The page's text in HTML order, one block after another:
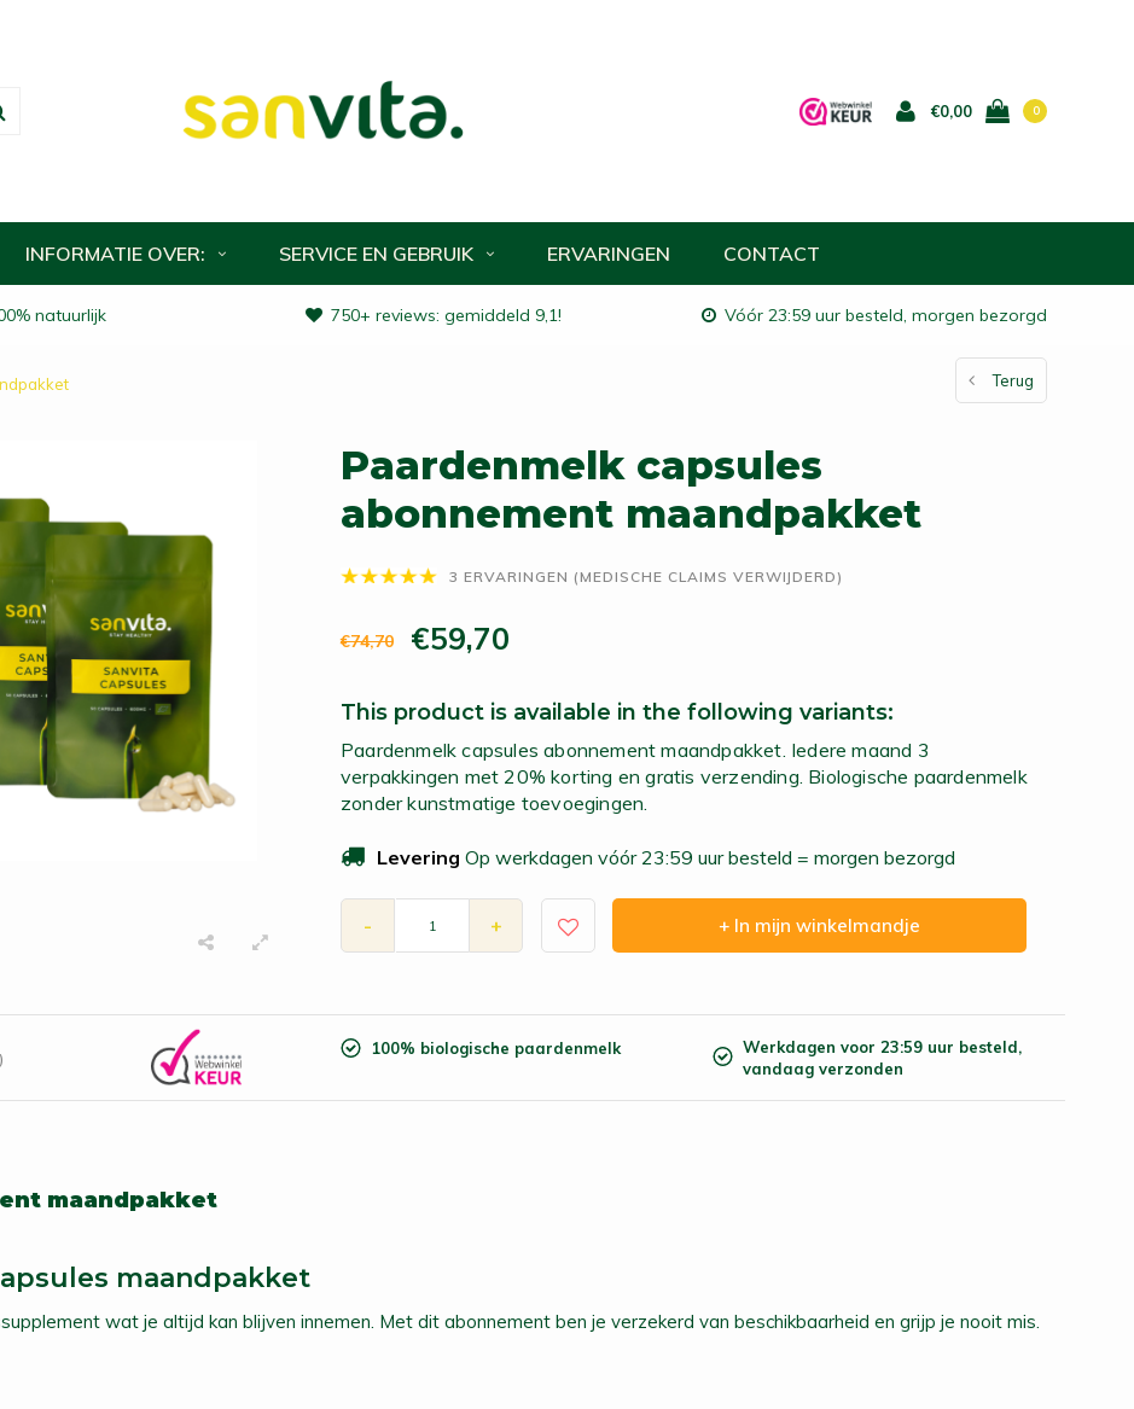
€0,00 0
INFORMATIE OVER: SERVICE EN GEBRUIK ERVARINGEN CONTACT
natuurlijk 750+ reviews: gemiddeld 9,1! Vóór 23:59 uur besteld, morgen bezorgd
Terug
Paardenmelk capsules
abonnement maandpakket
3 ERVARINGEN (MEDISCHE CLAIMS VERWIJDERD)
€74,70 €59,70
This product is available in the following variants:
Paardenmelk capsules abonnement maandpakket. Iedere maand 3
verpakkingen met 20% korting en gratis verzending. Biologische paardenmelk
zonder kunstmatige toevoegingen.
Levering Op werkdagen vóór 23:59 uur besteld = morgen bezorgd
- + + In mijn winkelmandje
100% biologische paardenmelk
Werkdagen voor 23:59 uur besteld,
vandaag verzonden
maandpakket
maandpakket
wat je altijd kan blijven innemen. Met dit abonnement ben je verzekerd van beschikbaarheid en grijp je nooit mis.